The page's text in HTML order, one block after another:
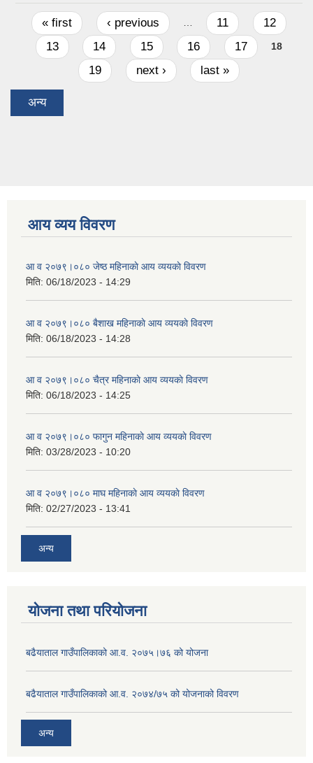
Pages
« first ‹ previous … 11
12
13
14 15 16 17 18
19 next › last »
अन्य
आय व्यय विवरण
आ व २०७९।०८० जेष्ठ महिनाकाे आय व्ययकाे विवरण
मिति: 06/18/2023 - 14:29
आ व २०७९।०८० बैशाख महिनाकाे आय व्ययकाे विवरण
मिति: 06/18/2023 - 14:28
आ व २०७९।०८० चैत्र महिनाकाे आय व्ययकाे विवरण
मिति: 06/18/2023 - 14:25
आ व २०७९।०८० फागुन महिनाकाे आय व्ययकाे विवरण
मिति: 03/28/2023 - 10:20
आ व २०७९।०८० माघ महिनाकाे आय व्ययकाे विवरण
मिति: 02/27/2023 - 13:41
अन्य
योजना तथा परियोजना
बढैयाताल गाउँपालिकाको आ.व. २०७५।७६ को योजना
बढैयाताल गाउँपालिकाको आ.व. २०७४/७५ को योजनाको विवरण
अन्य